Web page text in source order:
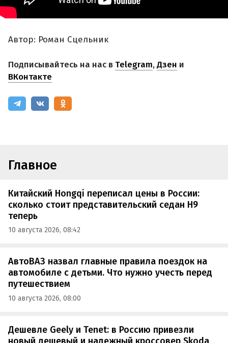
Автор: Роман Сцельник
Подписывайтесь на нас в Telegram,Дзен и
ВКонтакте
Главное
Китайский Hongqi переписал цены в России:
сколько стоит представительский седан H9
теперь
10 августа 2026, 08:42
АвтоВАЗ назвал главные правила поездок на
автомобиле с детьми. Что нужно учесть перед
путешествием
10 августа 2026, 08:00
Дешевле Geely и Tenet: в Россию привезли